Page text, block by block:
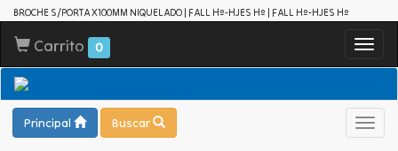
BROCHE S/PORTA X100MM NIQUELADO | FALL Hº-HJES Hº | FALL Hº-HJES Hº
Carrito 0
Principal Buscar